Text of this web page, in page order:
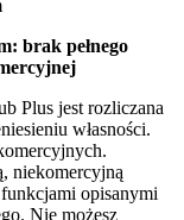
brak pełnego
Plus jest rozliczana
własności.
niekomercyjną
opisanymi
Nie możesz